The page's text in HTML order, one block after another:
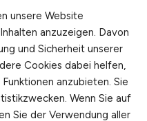
zuständig.
buchst
die
arbeitest eng mit
zusammen und
unsere Website
anzuzeigen. Davon
und Sicherheit unserer
Cookies dabei helfen,
anzubieten. Sie
Wenn Sie auf
Sie der Verwendung aller